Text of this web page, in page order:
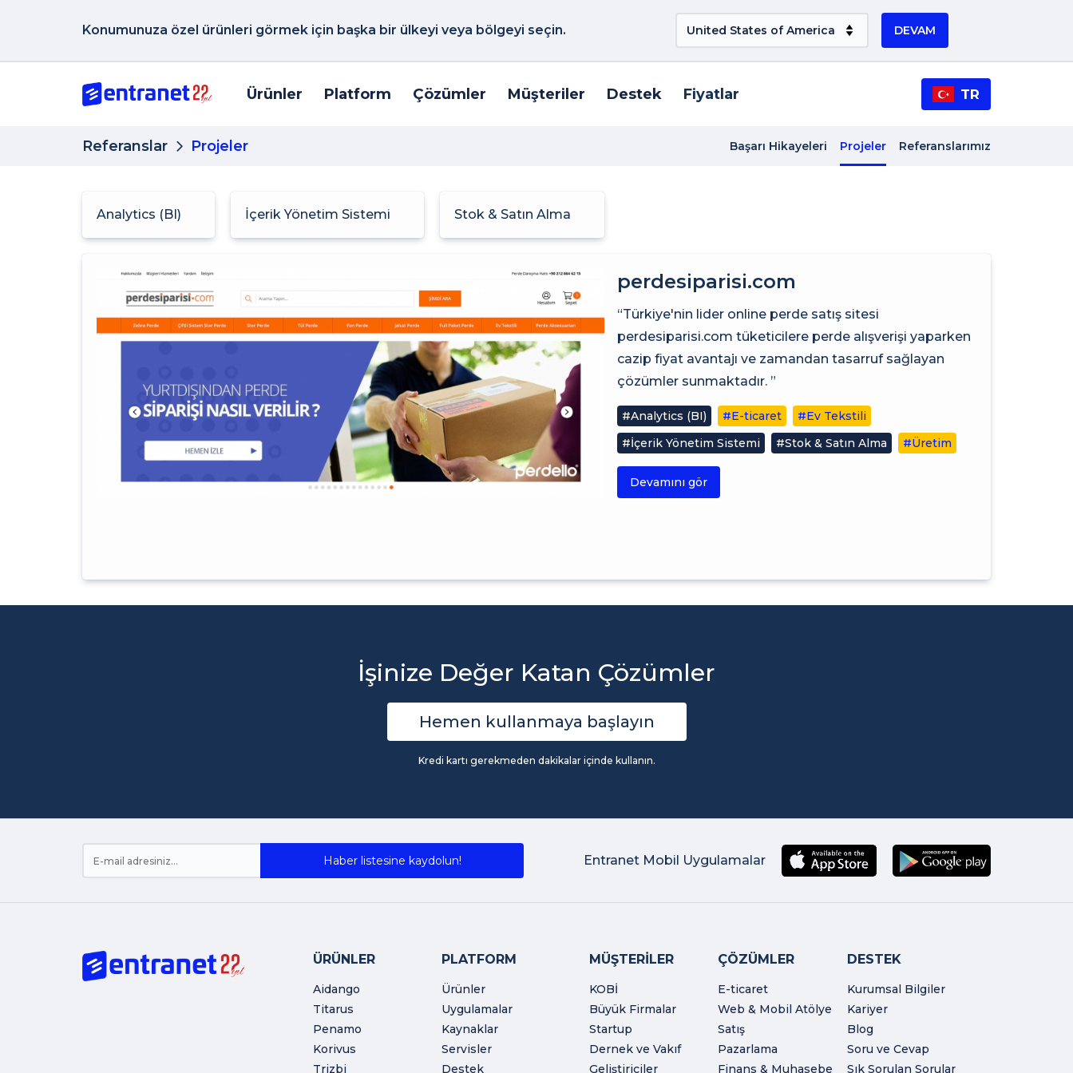
Konumunuza özel ürünleri görmek için başka bir ülkeyi veya bölgeyi seçin. DEVAM
Ürünler Platform Çözümler Müşteriler Destek Fiyatlar TR
Referanslar Projeler Başarı Hikayeleri Projeler Referanslarımız
Analytics (BI) İçerik Yönetim Sistemi Stok & Satın Alma
perdesiparisi.com
“Türkiye'nin lider online perde satış sitesi
perdesiparisi.com tüketicilere perde alışverişi yaparken
cazip fiyat avantajı ve zamandan tasarruf sağlayan
çözümler sunmaktadır. ”
#Analytics (BI) #E-ticaret
#Ev Tekstili
#İçerik Yönetim Sistemi
#Stok & Satın Alma #Üretim
Devamını gör
İşinize Değer Katan Çözümler
Hemen kullanmaya başlayın
Kredi kartı gerekmeden dakikalar içinde kullanın.
Haber listesine kaydolun! Entranet Mobil Uygulamalar
ÜRÜNLER
Aidango
Titarus
Penamo
Korivus
Trizbi
PLATFORM
Ürünler
Uygulamalar
Kaynaklar
Servisler
Destek
MÜŞTERİLER
KOBİ
Büyük Firmalar
Startup
Dernek ve Vakıf
Geliştiriciler
ÇÖZÜMLER
E-ticaret
Web & Mobil Atölye
Satış
Pazarlama
Finans & Muhasebe
DESTEK
Kurumsal Bilgiler
Kariyer
Blog
Soru ve Cevap
Sık Sorulan Sorular